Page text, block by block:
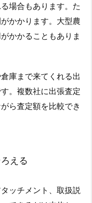
場合もあります。た
かかります。大型農
かかることもありま
庫まで来てくれる出
。複数社に出張査定
ら査定額を比較でき
える
ッチメント、取扱説